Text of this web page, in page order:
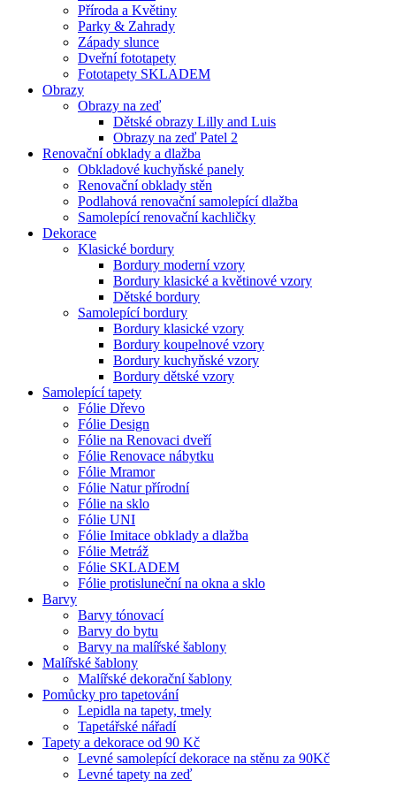
Příroda a Květiny
Parky & Zahrady
Západy slunce
Dveřní fototapety
Fototapety SKLADEM
Obrazy
Obrazy na zeď
Dětské obrazy Lilly and Luis
Obrazy na zeď Patel 2
Renovační obklady a dlažba
Obkladové kuchyňské panely
Renovační obklady stěn
Podlahová renovační samolepící dlažba
Samolepící renovační kachličky
Dekorace
Klasické bordury
Bordury moderní vzory
Bordury klasické a květinové vzory
Dětské bordury
Samolepící bordury
Bordury klasické vzory
Bordury koupelnové vzory
Bordury kuchyňské vzory
Bordury dětské vzory
Samolepící tapety
Fólie Dřevo
Fólie Design
Fólie na Renovaci dveří
Fólie Renovace nábytku
Fólie Mramor
Fólie Natur přírodní
Fólie na sklo
Fólie UNI
Fólie Imitace obklady a dlažba
Fólie Metráž
Fólie SKLADEM
Fólie protisluneční na okna a sklo
Barvy
Barvy tónovací
Barvy do bytu
Barvy na malířské šablony
Malířské šablony
Malířské dekorační šablony
Pomůcky pro tapetování
Lepidla na tapety, tmely
Tapetářské nářadí
Tapety a dekorace od 90 Kč
Levné samolepící dekorace na stěnu za 90Kč
Levné tapety na zeď